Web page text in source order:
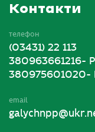
Контакти
телефон
(03431) 22 113
380963661216-
380975601020-
email